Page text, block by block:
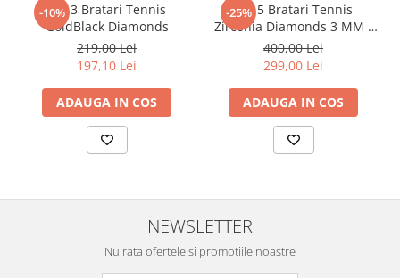
-10%
Set 3 Bratari Tennis
GoldBlack Diamonds
219,00 Lei
197,10 Lei
ADAUGA IN COS
-25%
Set 5 Bratari Tennis
Zirconia Diamonds 3 MM /
19.5 CM
400,00 Lei
299,00 Lei
ADAUGA IN COS
NEWSLETTER
Nu rata ofertele si promotiile noastre